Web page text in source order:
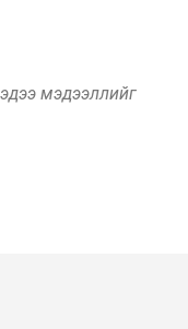
мэдээллийг